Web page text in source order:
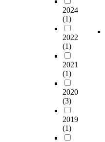
2024
(1)
2022
(1)
2021
(1)
2020
(3)
2019
(1)